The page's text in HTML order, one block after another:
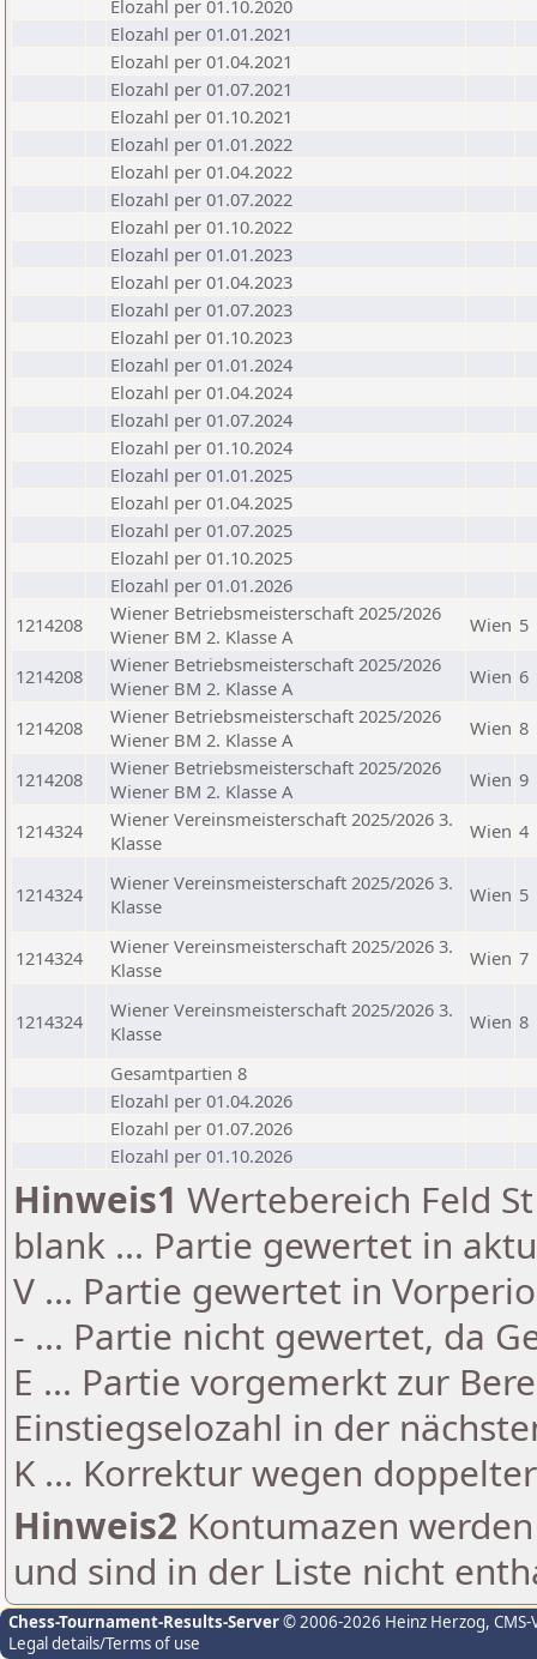
Elozahl per 01.10.2020
Elozahl per 01.01.2021
Elozahl per 01.04.2021
Elozahl per 01.07.2021
Elozahl per 01.10.2021
Elozahl per 01.01.2022
Elozahl per 01.04.2022
Elozahl per 01.07.2022
Elozahl per 01.10.2022
Elozahl per 01.01.2023
Elozahl per 01.04.2023
Elozahl per 01.07.2023
Elozahl per 01.10.2023
Elozahl per 01.01.2024
Elozahl per 01.04.2024
Elozahl per 01.07.2024
Elozahl per 01.10.2024
Elozahl per 01.01.2025
Elozahl per 01.04.2025
Elozahl per 01.07.2025
Elozahl per 01.10.2025
Elozahl per 01.01.2026
1214208
Wiener Betriebsmeisterschaft 2025/2026
Wiener BM 2. Klasse A
Wien 5
1214208
Wiener Betriebsmeisterschaft 2025/2026
Wiener BM 2. Klasse A
Wien 6
1214208
Wiener Betriebsmeisterschaft 2025/2026
Wiener BM 2. Klasse A
Wien 8
1214208
Wiener Betriebsmeisterschaft 2025/2026
Wiener BM 2. Klasse A
Wien 9
1214324
Wiener Vereinsmeisterschaft 2025/2026 3.
Klasse
Wien 4
1214324
Wiener Vereinsmeisterschaft 2025/2026 3.
Klasse
Wien 5
1214324
Wiener Vereinsmeisterschaft 2025/2026 3.
Klasse
Wien 7
1214324
Wiener Vereinsmeisterschaft 2025/2026 3.
Klasse
Wien 8
Gesamtpartien 8
Elozahl per 01.04.2026
Elozahl per 01.07.2026
Elozahl per 01.10.2026
Hinweis1 Wertebereich Feld
blank ... Partie gewertet in
V ... Partie gewertet in
- ... Partie nicht gewertet, da
E ... Partie vorgemerkt zur
Einstiegselozahl in der
K ... Korrektur wegen
Hinweis2 Kontumazen
und sind in der Liste nicht
Chess-Tournament-Results-Server© 2006-2026 Heinz Herzog,
Legal details/Terms of use